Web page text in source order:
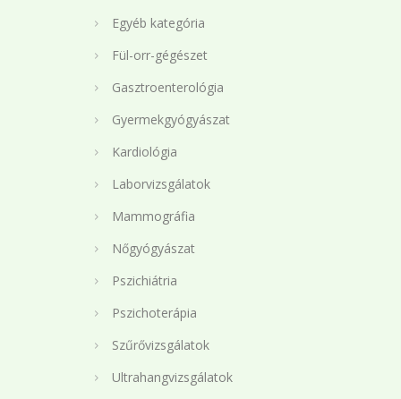
Egyéb kategória
Fül-orr-gégészet
Gasztroenterológia
Gyermekgyógyászat
Kardiológia
Laborvizsgálatok
Mammográfia
Nőgyógyászat
Pszichiátria
Pszichoterápia
Szűrővizsgálatok
Ultrahangvizsgálatok